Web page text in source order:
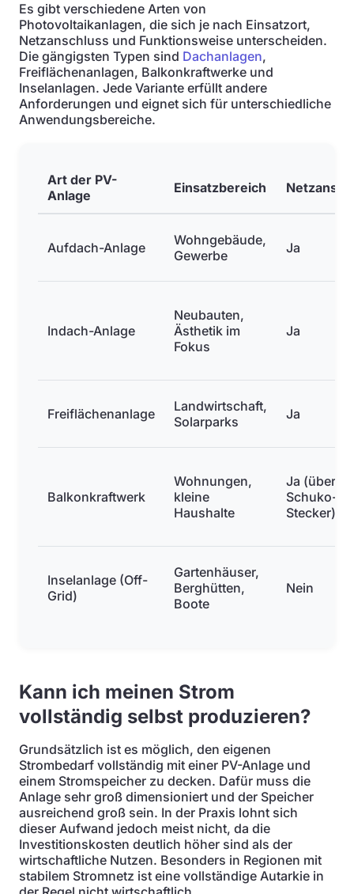
Es gibt verschiedene Arten von
Photovoltaikanlagen, die sich je nach Einsatzort,
Netzanschluss und Funktionsweise unterscheiden.
Die gängigsten Typen sind Dachanlagen,
Freiflächenanlagen, Balkonkraftwerke und
Inselanlagen. Jede Variante erfüllt andere
Anforderungen und eignet sich für unterschiedliche
Anwendungsbereiche.
Art der PV-
Anlage
Einsatzbereich
Aufdach-Anlage
Wohngebäude,
Gewerbe
Ja
Indach-Anlage
Neubauten,
Ästhetik im
Fokus
Ja
Freiflächenanlage
Landwirtschaft,
Solarparks
Ja
Balkonkraftwerk
Wohnungen,
kleine
Haushalte
Ja (über
Schuko-
Stecker)
Inselanlage (Off-
Grid)
Gartenhäuser,
Berghütten,
Boote
Nein
Kann ich meinen Strom
vollständig selbst produzieren?
Grundsätzlich ist es möglich, den eigenen
Strombedarf vollständig mit einer PV-Anlage und
einem Stromspeicher zu decken. Dafür muss die
Anlage sehr groß dimensioniert und der Speicher
ausreichend groß sein. In der Praxis lohnt sich
dieser Aufwand jedoch meist nicht, da die
Investitionskosten deutlich höher sind als der
wirtschaftliche Nutzen. Besonders in Regionen mit
stabilem Stromnetz ist eine vollständige Autarkie in